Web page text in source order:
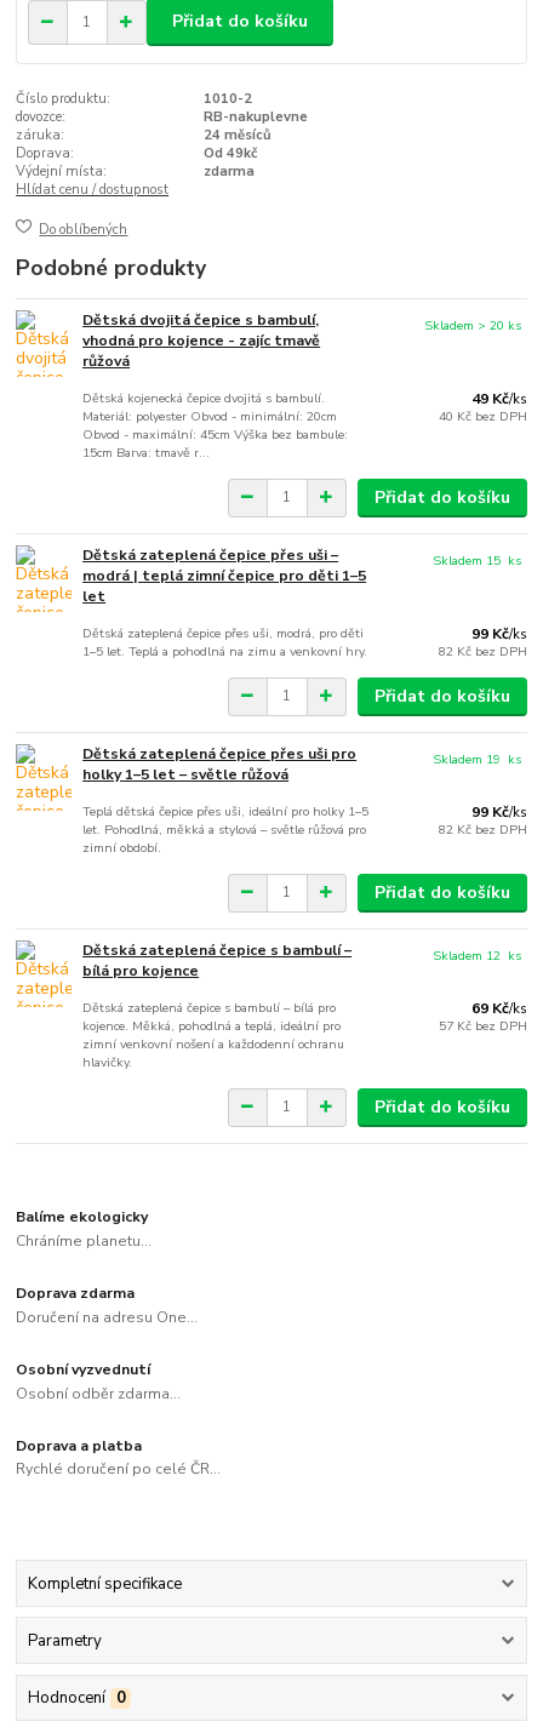
Přidat do košíku
Číslo produktu:
1010-2
dovozce:
RB-nakuplevne
záruka:
24 měsíců
Doprava:
Od 49kč
Výdejní místa:
zdarma
Hlídat cenu / dostupnost
Do oblíbených
Podobné produkty
Dětská dvojitá čepice s bambulí,
vhodná pro kojence - zajíc tmavě
růžová
Dětská kojenecká čepice dvojitá s bambulí.
Materiál: polyester Obvod - minimální: 20cm
Obvod - maximální: 45cm Výška bez bambule:
15cm Barva: tmavě r...
49 Kč/ks
40 Kč bez DPH
Skladem > 20 ks
Přidat do košíku
Dětská zateplená čepice přes uši –
modrá | teplá zimní čepice pro děti 1–5
let
Dětská zateplená čepice přes uši, modrá, pro děti
1–5 let. Teplá a pohodlná na zimu a venkovní hry.
99 Kč/ks
82 Kč bez DPH
Skladem 15 ks
Přidat do košíku
Dětská zateplená čepice přes uši pro
holky 1–5 let – světle růžová
Teplá dětská čepice přes uši, ideální pro holky 1–5
let. Pohodlná, měkká a stylová – světle růžová pro
zimní období.
99 Kč/ks
82 Kč bez DPH
Skladem 19 ks
Přidat do košíku
Dětská zateplená čepice s bambulí –
bílá pro kojence
Dětská zateplená čepice s bambulí – bílá pro
kojence. Měkká, pohodlná a teplá, ideální pro
zimní venkovní nošení a každodenní ochranu
hlavičky.
69 Kč/ks
57 Kč bez DPH
Skladem 12 ks
Přidat do košíku
Balíme ekologicky
Chráníme planetu...
Doprava zdarma
Doručení na adresu One...
Osobní vyzvednutí
Osobní odběr zdarma...
Doprava a platba
Rychlé doručení po celé ČR...
Kompletní specifikace
Parametry
Hodnocení 0